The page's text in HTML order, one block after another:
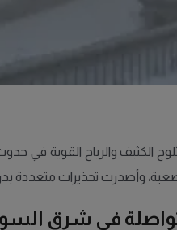
الكثيف والرياح القوية في
وأصدرت تحذيرات متعددة
في شرق